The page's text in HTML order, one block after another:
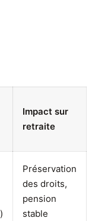
Impact sur
retraite
Préservation
des droits,
pension
stable